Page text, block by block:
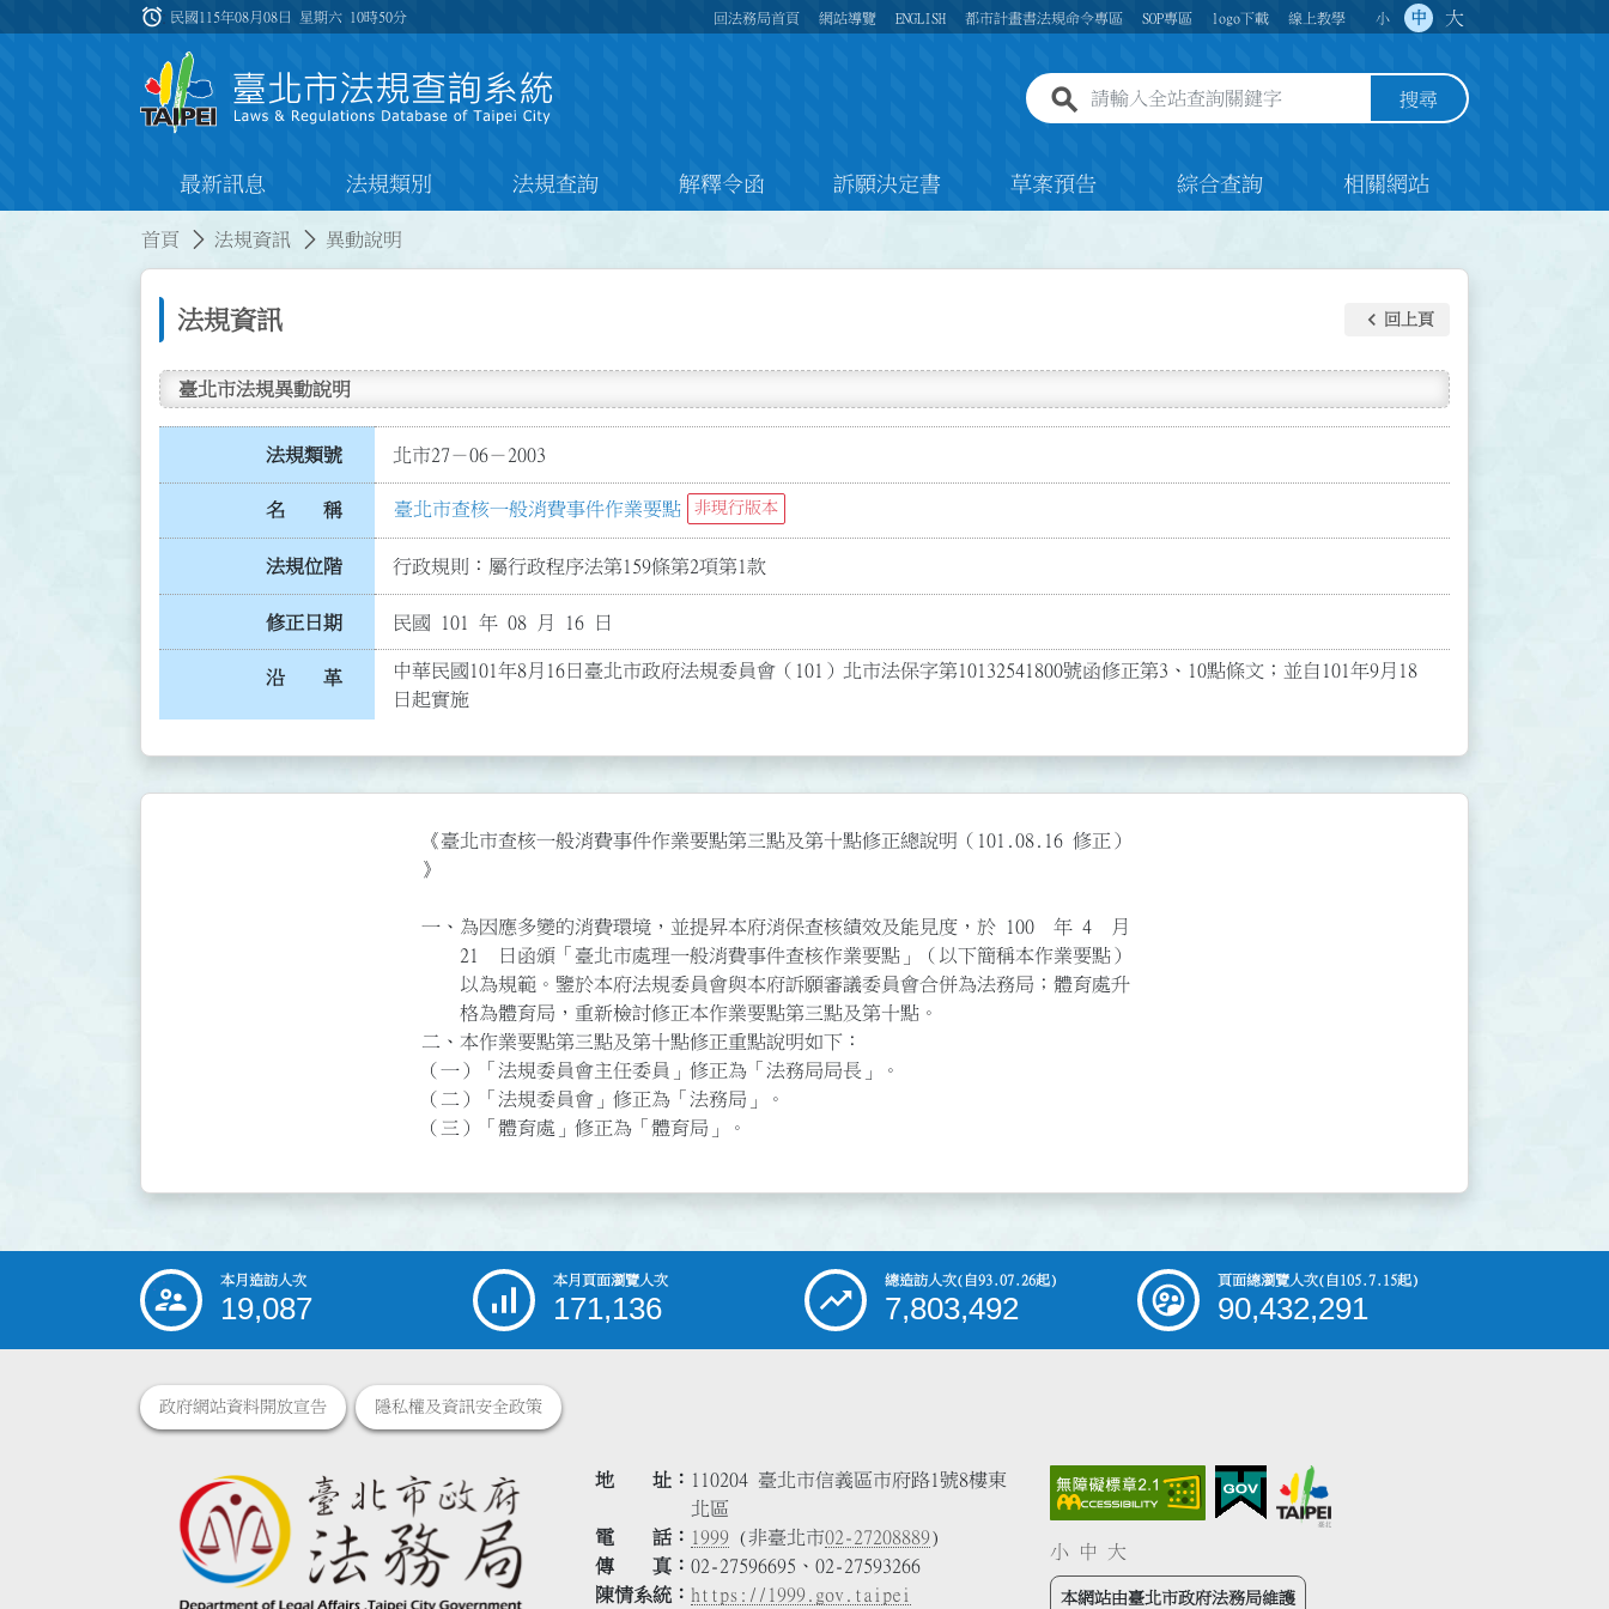
:::
alarm 民國115年08月08日 星期六 10時50分 回法務局首頁 網站導覽 ENGLISH 都市計畫書法規命令專區 SOP專區 logo下載 線上教學 小 中 大
全站查詢關鍵字欄位 搜尋
最新訊息 法規類別 法規查詢 解釋令函 訴願決定書 草案預告 綜合查詢 相關網站
首頁 法規資訊 異動說明
法規資訊 keyboard_arrow_left 回上頁
臺北市法規異動說明
法規類號 北市27－06－2003
名 稱 臺北市查核一般消費事件作業要點 非現行版本
法規位階 行政規則：屬行政程序法第159條第2項第1款
修正日期 民國 101 年 08 月 16 日
沿 革
中華民國101年8月16日臺北市政府法規委員會（101）北市法保字第10132541800號函修正第3、10點條文；並自101年9月18
日起實施
《臺北市查核一般消費事件作業要點第三點及第十點修正總說明（101.08.16 修正）
》
一、為因應多變的消費環境，並提昇本府消保查核績效及能見度，於 100  年 4  月
二、本作業要點第三點及第十點修正重點說明如下：
（一）「法規委員會主任委員」修正為「法務局局長」。
（二）「法規委員會」修正為「法務局」。
（三）「體育處」修正為「體育局」。
::: 本月造訪人次
19,087
本月頁面瀏覽人次
171,136
總造訪人次(自93.07.26起)
7,803,492
頁面總瀏覽人次(自105.7.15起)
90,432,291
政府網站資料開放宣告 隱私權及資訊安全政策
地 址
110204 臺北市信義區市府路1號8樓東
北區
電 話
1999 (非臺北市02-27208889)
傳 真
02-27596695、02-27593266
陳情系統
https://1999.gov.taipei
小 中 大
本網站由臺北市政府法務局維護